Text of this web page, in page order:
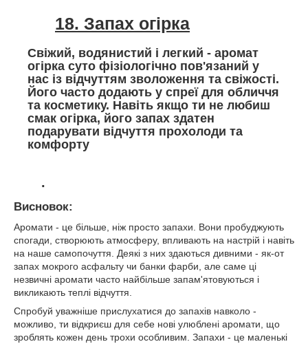
18. Запах огірка
Свіжий, водянистий і легкий - аромат
огірка суто фізіологічно пов'язаний у
нас із відчуттям зволоження та свіжості.
Його часто додають у спреї для обличчя
та косметику. Навіть якщо ти не любиш
смак огірка, його запах здатен
подарувати відчуття прохолоди та
комфорту
.
Висновок:
Аромати - це більше, ніж просто запахи. Вони пробуджують
спогади, створюють атмосферу, впливають на настрій і навіть
на наше самопочуття. Деякі з них здаються дивними - як-от
запах мокрого асфальту чи банки фарби, але саме ці
незвичні аромати часто найбільше запам'ятовуються і
викликають теплі відчуття.
Спробуй уважніше прислухатися до запахів навколо -
можливо, ти відкриєш для себе нові улюблені аромати, що
зроблять кожен день трохи особливим. Запахи - це маленькі